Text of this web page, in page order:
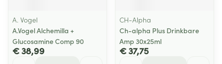
A. Vogel
A.Vogel Alchemilla +
Glucosamine Comp 90
€ 38,99
CH-Alpha
Ch-alpha Plus Drinkbare
Amp 30x25ml
€ 37,75